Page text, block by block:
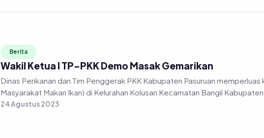
Berita
Wakil Ketua I TP-PKK Demo Masak Gemarikan
Dinas Perikanan dan Tim Penggerak PKK Kabupaten Pasuruan
Masyarakat Makan Ikan) di Kelurahan Kolusari Kecamatan Bangil Kabupaten
24 Agustus 2023